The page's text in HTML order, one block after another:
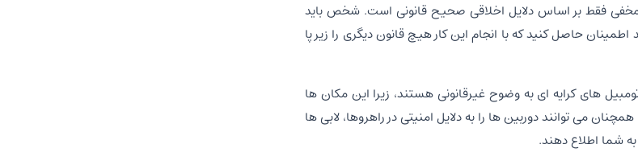
فقط بر اساس دلایل اخلاقی صحیح قانونی است. شخص باید
حاصل کنید که با انجام این کار هیچ قانون دیگری را زیر پا
های کرایه ای به وضوح غیرقانونی هستند، زیرا این مکان ها
می توانند دوربین ها را به دلایل امنیتی در راهروها، لابی ها
به شما اطلاع دهند.